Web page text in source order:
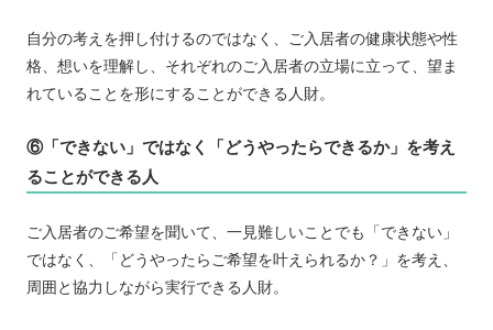
自分の考えを押し付けるのではなく、ご入居者の健康状態や性
格、想いを理解し、それぞれのご入居者の立場に立って、望ま
れていることを形にすることができる人財。
⑥「できない」ではなく「どうやったらできるか」を考え
ることができる人
ご入居者のご希望を聞いて、一見難しいことでも「できない」
ではなく、「どうやったらご希望を叶えられるか？」を考え、
周囲と協力しながら実行できる人財。